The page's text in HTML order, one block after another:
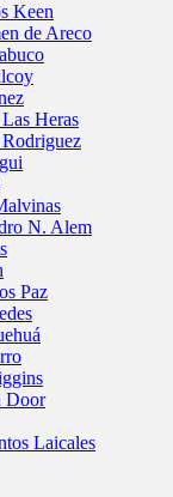
Keen
de Areco
Heras
N. Alem
Paz
Door
Laicales